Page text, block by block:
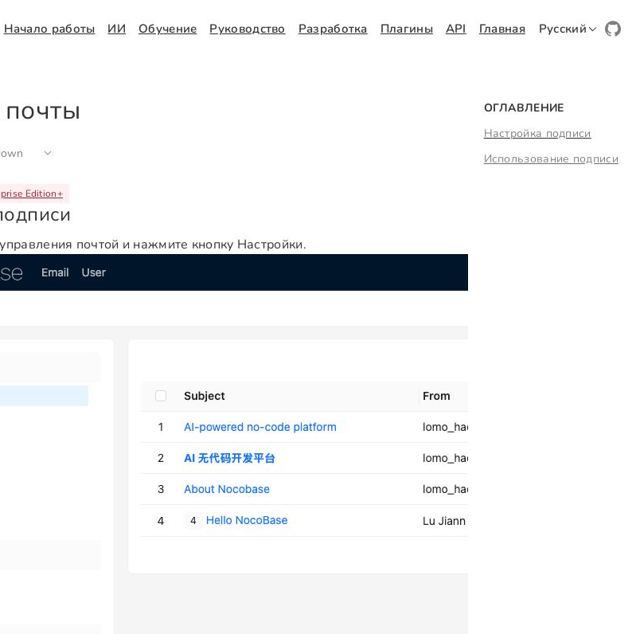
Начало работы ИИ Обучение Руководство Разработка Плагины API Главная Русский
Edition+
почтой и нажмите кнопку Настройки.
ОГЛАВЛЕНИЕ
Настройка подписи
Использование подписи